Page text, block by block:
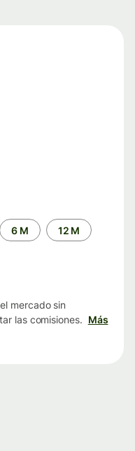
6 M 12 M
mercado sin
las comisiones. Más